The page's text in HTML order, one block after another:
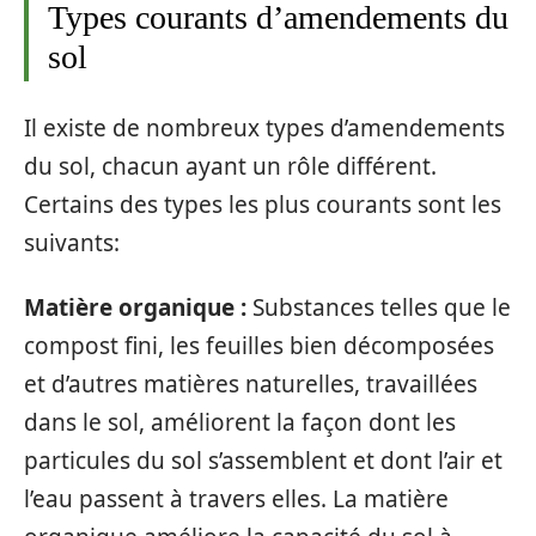
Types courants d’amendements du
sol
Il existe de nombreux types d’amendements
du sol, chacun ayant un rôle différent.
Certains des types les plus courants sont les
suivants:
Matière organique : Substances telles que le
compost fini, les feuilles bien décomposées
et d’autres matières naturelles, travaillées
dans le sol, améliorent la façon dont les
particules du sol s’assemblent et dont l’air et
l’eau passent à travers elles. La matière